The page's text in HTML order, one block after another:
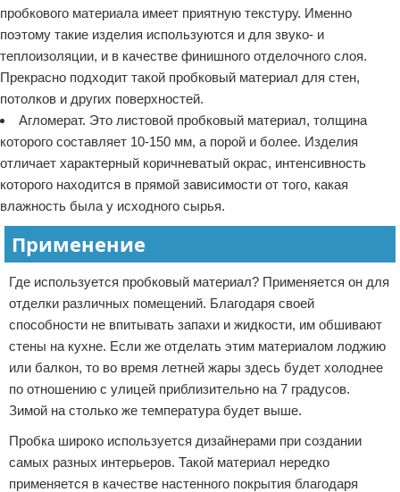
пробкового материала имеет приятную текстуру. Именно
поэтому такие изделия используются и для звуко- и
теплоизоляции, и в качестве финишного отделочного слоя.
Прекрасно подходит такой пробковый материал для стен,
потолков и других поверхностей.
Агломерат. Это листовой пробковый материал, толщина
которого составляет 10-150 мм, а порой и более. Изделия
отличает характерный коричневатый окрас, интенсивность
которого находится в прямой зависимости от того, какая
влажность была у исходного сырья.
Применение
Где используется пробковый материал? Применяется он для
отделки различных помещений. Благодаря своей
способности не впитывать запахи и жидкости, им обшивают
стены на кухне. Если же отделать этим материалом лоджию
или балкон, то во время летней жары здесь будет холоднее
по отношению с улицей приблизительно на 7 градусов.
Зимой на столько же температура будет выше.
Пробка широко используется дизайнерами при создании
самых разных интерьеров. Такой материал нередко
применяется в качестве настенного покрытия благодаря